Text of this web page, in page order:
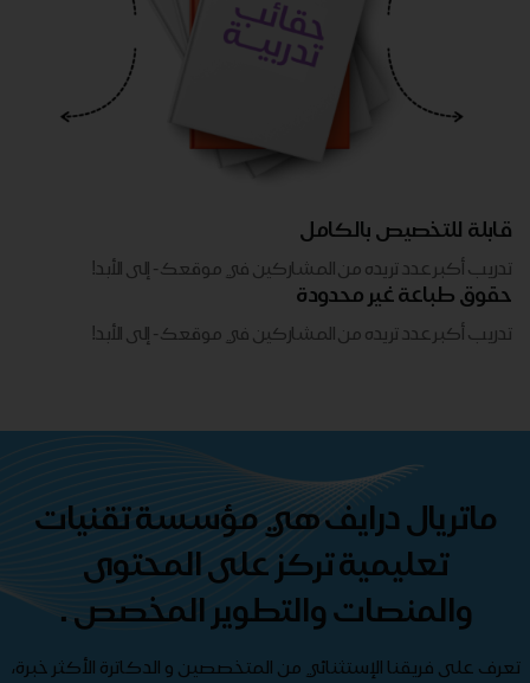
قابلة للتخصيص بالكامل
تدريب أكبر عدد تريده من المشاركين في موقعك - ​​إلى الأبد!
حقوق طباعة غير محدودة
تدريب أكبر عدد تريده من المشاركين في موقعك - ​​إلى الأبد!
ماتريال درايف هي مؤسسة تقنيات
تعليمية تركز على المحتوى
والمنصات والتطوير المخصص .
تعرف على فريقنا الإستثنائي من المتخصصين و الدكاترة الأكثر خبرة،